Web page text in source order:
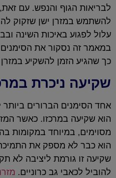
לבריאות הגוף והנפש. עם
להשתמש במזרן ישן שזקוק
עלול לפגוע באיכות השינה
במאמר זה נסקור את
כך שהגיע הזמן להשקיע
שקיעה ניכרת
אחד הסימנים הברורים
הוא שקיעה במרכזו. כאשר
מסוימים, במיוחד במקומות
הוא כבר לא מספק את
שקיעה זו גורמת ליציבה לא
להוביל לכאבי גב כרוניים.